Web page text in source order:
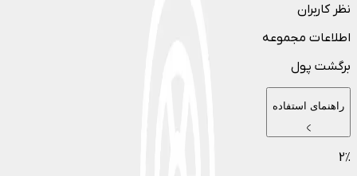
نظر کاربران
اطلاعات مجموعه
برگشت پول
راهنمای استفاده
2٪